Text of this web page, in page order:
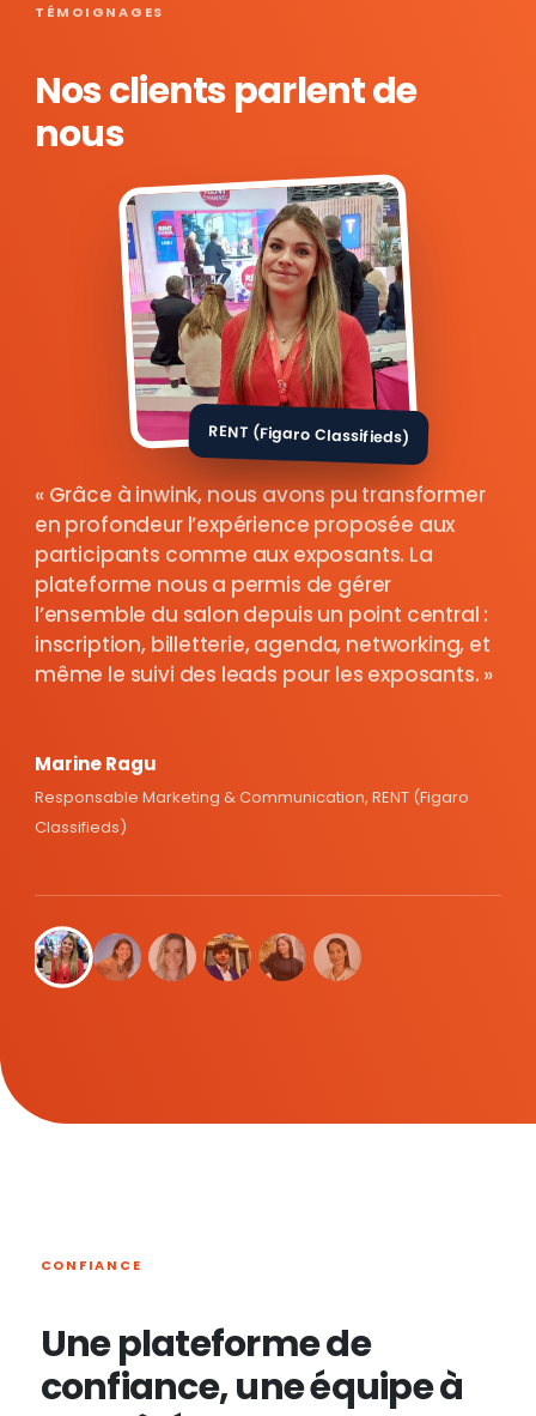
TÉMOIGNAGES
Nos clients parlent de
nous
RENT (Figaro Classifieds)
Grâce à inwink, nous avons pu transformer
en profondeur l’expérience proposée aux
participants comme aux exposants. La
plateforme nous a permis de gérer
l’ensemble du salon depuis un point central :
inscription, billetterie, agenda, networking, et
même le suivi des leads pour les exposants.
Marine Ragu
Responsable Marketing & Communication, RENT (Figaro
Classifieds)
CONFIANCE
Une plateforme de
confiance, une équipe à